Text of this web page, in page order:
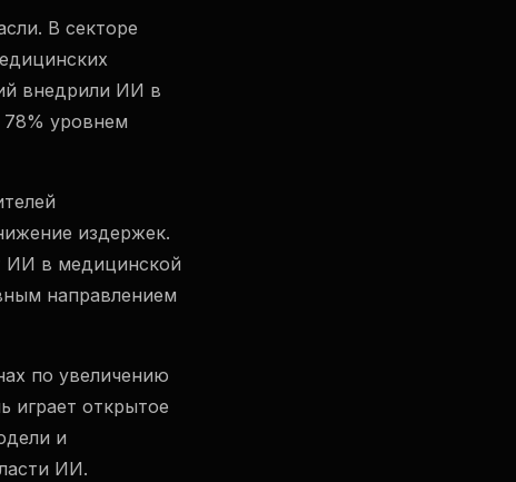
В секторе
внедрили ИИ в
78% уровнем
издержек.
ИИ в медицинской
направлением
по увеличению
играет открытое
и
ИИ.